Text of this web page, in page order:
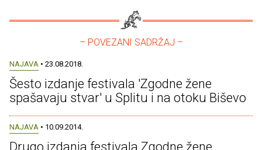
– POVEZANI SADRŽAJ –
NAJAVA • 23.08.2018.
Šesto izdanje festivala 'Zgodne žene
spašavaju stvar' u Splitu i na otoku Biševo
NAJAVA • 10.09.2014.
Drugo izdanja festivala Zgodne žene